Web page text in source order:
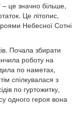
– це значно більше,
Це літопис,
Небесної Сотні
Почала збирати
роботу на
по наметах,
спілкувалася з
по гуртожитку,
одного героя вона